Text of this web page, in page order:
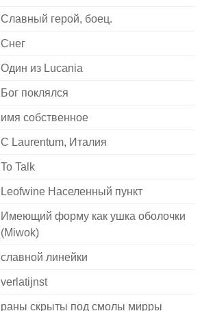
Славный герой, боец.
Снег
Один из Lucania
Бог поклялся
имя собственное
С Laurentum, Италия
To Talk
Leofwine Населенный пункт
Имеющий форму как ушка оболочки
(Miwok)
славной линейки
verlatijnst
раны скрыты под смолы мирры